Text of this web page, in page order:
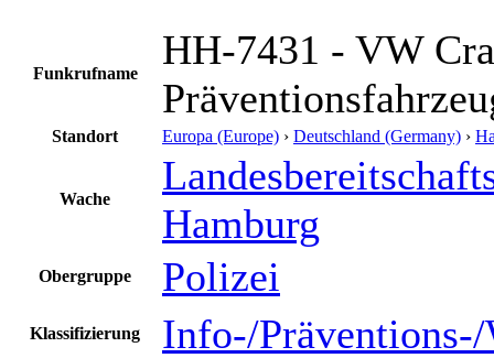
Funkrufname
HH-7431 - VW
Standort Europa (Europe) › Deutschland (Germany) ›
Wache
Hamburg
Obergruppe Polizei
Klassifizierung Info-/Präventions-/